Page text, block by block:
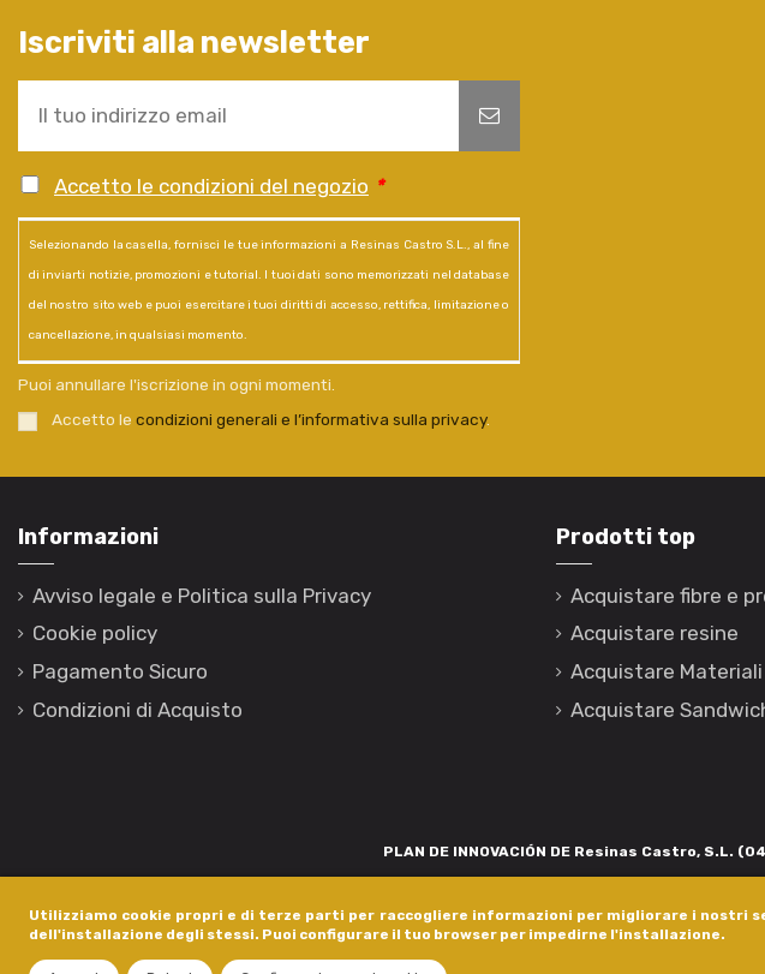
Utilizziamo cookie propri e di terze parti per raccogliere informazioni per migliorare i nostri
dell'installazione degli stessi. Puoi configurare il tuo browser per impedirne l'installazione.
Iscriviti alla newsletter
Accetto le condizioni del negozio *
Selezionando la casella, fornisci le tue informazioni a Resinas Castro S.L., al fine
di inviarti notizie, promozioni e tutorial. I tuoi dati sono memorizzati nel database
del nostro sito web e puoi esercitare i tuoi diritti di accesso, rettifica, limitazione o
cancellazione, in qualsiasi momento.
Puoi annullare l'iscrizione in ogni momenti.
Accetto le condizioni generali e l’informativa sulla privacy.
Informazioni
Avviso legale e Politica sulla Privacy
Cookie policy
Pagamento Sicuro
Condizioni di Acquisto
Prodotti top
Acquistare fibre e
Acquistare resine
Acquistare
Acquistare
PLAN DE INNOVACIÓN DE Resinas Castro, S.L.
está financiada pola Xunta de Galicia, a través de axudas concedidas pola Axencia Galega de
dentro do programa de axudas a empresa. InnovaPeme